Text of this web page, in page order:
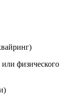
физического